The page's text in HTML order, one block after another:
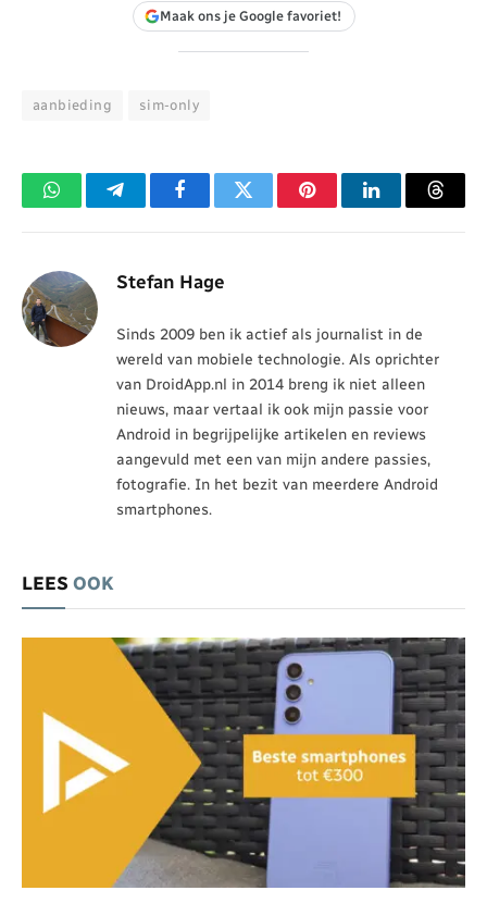
Maak ons je Google favoriet!
aanbieding sim-only
WhatsAppTelegramFacebookTwitter PinterestLinkedIn
Stefan Hage
Sinds 2009 ben ik actief als journalist in de
wereld van mobiele technologie. Als oprichter
van DroidApp.nl in 2014 breng ik niet alleen
nieuws, maar vertaal ik ook mijn passie voor
Android in begrijpelijke artikelen en reviews
aangevuld met een van mijn andere passies,
fotografie. In het bezit van meerdere Android
smartphones.
LEES OOK